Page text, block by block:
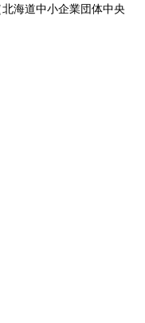
海道中小企業団体中央